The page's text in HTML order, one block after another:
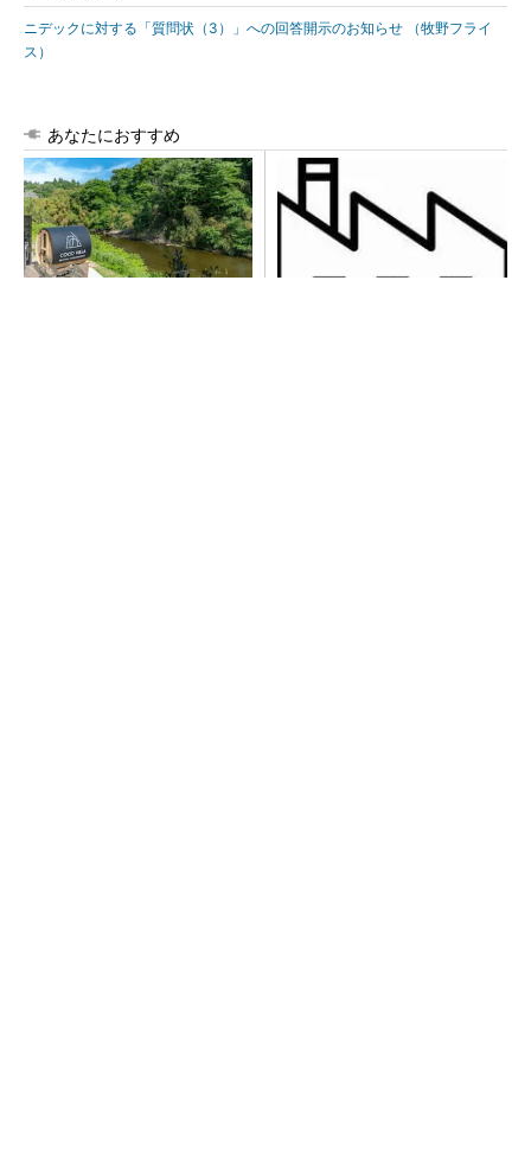
ニデックに対する「質問状（3）」への回答開示のお知らせ （牧野フライ
ス）
あなたにおすすめ